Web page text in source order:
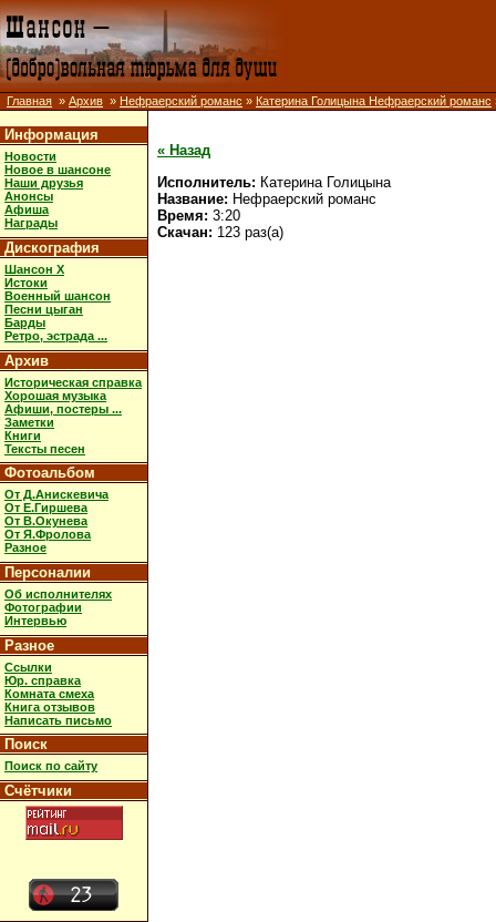
Главная » Архив » Нефраерский романс » Катерина Голицына Нефраерский романс
Информация
Новости
Новое в шансоне
Наши друзья
Анонсы
Афиша
Награды
Дискография
Шансон X
Истоки
Военный шансон
Песни цыган
Барды
Ретро, эстрада ...
Архив
Историческая справка
Хорошая музыка
Афиши, постеры ...
Заметки
Книги
Тексты песен
Фотоальбом
От Д.Анискевича
От Е.Гиршева
От В.Окунева
От Я.Фролова
Разное
Персоналии
Об исполнителях
Фотографии
Интервью
Разное
Ссылки
Юр. справка
Комната смеха
Книга отзывов
Написать письмо
Поиск
Поиск по сайту
Счётчики
« Назад
Исполнитель: Катерина Голицына
Название: Нефраерский романс
Время: 3:20
Скачан: 123 раз(а)